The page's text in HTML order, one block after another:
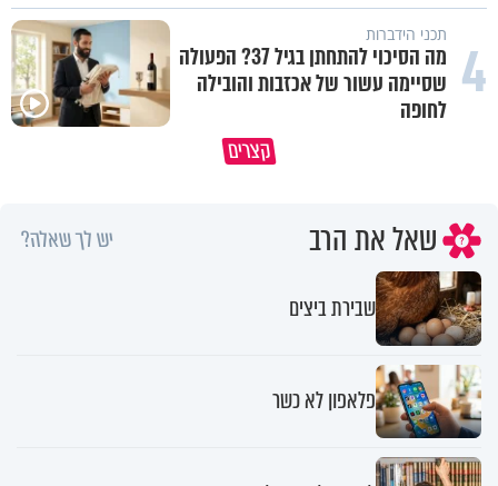
4 תכני הידברות
מה הסיכוי להתחתן בגיל 37? הפעולה
שסיימה עשור של אכזבות והובילה
לחופה
קצריםהמתכון לכל הברכות והשפע בעולם
שאל את הרב יש לך שאלה?
שבירת ביצים
פלאפון לא כשר